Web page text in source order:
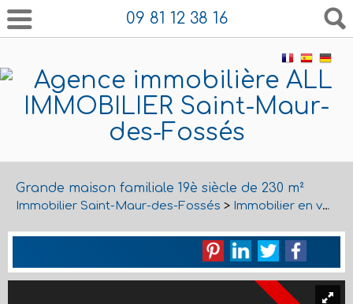
09 81 12 38 16
Grande maison familiale 19è siècle de 230 m²
Immobilier Saint-Maur-des-Fossés > Immobilier en vente Saint-Maur-des-Fossés